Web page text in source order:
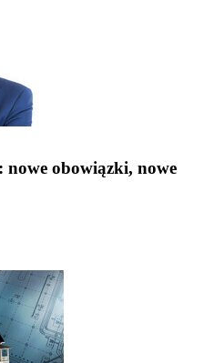
nowe obowiązki, nowe